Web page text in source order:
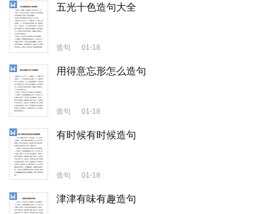
五光十色造句大全
造句 01-18
用得意忘形怎么造句
造句 01-18
有时候有时候造句
造句 01-18
津津有味有趣造句